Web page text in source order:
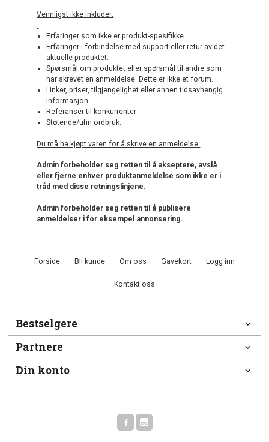
Vennligst ikke inkluder:
Erfaringer som ikke er produkt-spesifikke.
Erfaringer i forbindelse med support eller retur av det
aktuelle produktet.
Spørsmål om produktet eller spørsmål til andre som
har skrevet en anmeldelse. Dette er ikke et forum.
Linker, priser, tilgjengelighet eller annen tidsavhengig
informasjon.
Referanser til konkurrenter
Støtende/ufin ordbruk.
Du må ha kjøpt varen for å skrive en anmeldelse.
Admin forbeholder seg retten til å akseptere, avslå
eller fjerne enhver produktanmeldelse som ikke er i
tråd med disse retningslinjene.
Admin forbeholder seg retten til å publisere
anmeldelser i for eksempel annonsering.
Forside Bli kunde Om oss Gavekort Logg inn
Kontakt oss
Bestselgere
Partnere
Din konto